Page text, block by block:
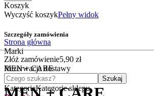
Koszyk
Wyczyść koszykPełny widok
Szczegóły zamówienia
Złóż zamówienie5,90 zł
Rezerwacja dostawy
Czego szukasz?
Szukaj
KategorieKategorie sklepu
Strona główna
Marki
MEN + CARE